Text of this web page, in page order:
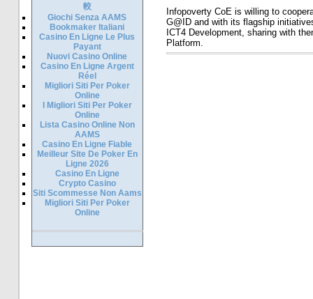
較
Giochi Senza AAMS
Bookmaker Italiani
Casino En Ligne Le Plus
Payant
Nuovi Casino Online
Casino En Ligne Argent
Réel
Migliori Siti Per Poker
Online
I Migliori Siti Per Poker
Online
Lista Casino Online Non
AAMS
Casino En Ligne Fiable
Meilleur Site De Poker En
Ligne 2026
Casino En Ligne
Crypto Casino
Siti Scommesse Non Aams
Migliori Siti Per Poker
Online
Infopoverty CoE is willing to
G@ID and with its flagship
ICT4 Development, sharing with
Platform.